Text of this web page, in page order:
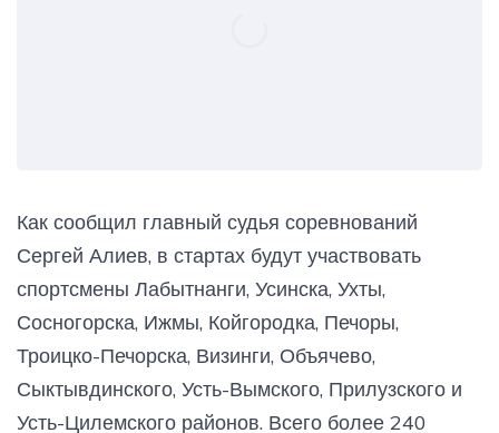
Как сообщил главный судья соревнований
Сергей Алиев, в стартах будут участвовать
спортсмены Лабытнанги, Усинска, Ухты,
Сосногорска, Ижмы, Койгородка, Печоры,
Троицко-Печорска, Визинги, Объячево,
Сыктывдинского, Усть-Вымского, Прилузского и
Усть-Цилемского районов. Всего более 240